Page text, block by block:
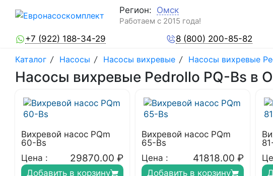
Регион: Омск
Работаем с 2015 года!
+7 (922) 188-34-29 8 (800) 200-85-82
Каталог / Насосы / Насосы вихревые / Насосы вихревые
Насосы вихревые Pedrollo PQ-Bs в
Вихревой насос PQm
60-Bs
Цена :
29870.00 ₽
Добавить в корзину
Вихревой насос PQm
65-Bs
Цена :
41818.00 ₽
Добавить в корзину